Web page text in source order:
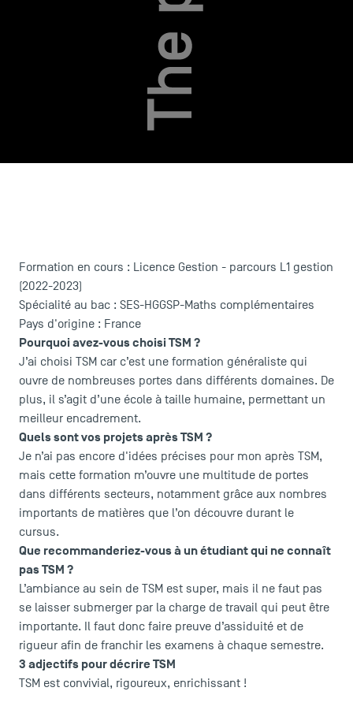
Faculty
Campus Tour
Accreditations
Formation en cours : Licence Gestion - parcours L1 gestion
(2022-2023)
Spécialité au bac : SES-HGGSP-Maths complémentaires
Pays d'origine : France
Pourquoi avez-vous choisi TSM ?
J’ai choisi TSM car c’est une formation généraliste qui
ouvre de nombreuses portes dans différents domaines. De
plus, il s’agit d’une école à taille humaine, permettant un
meilleur encadrement.
Quels sont vos projets après TSM ?
Je n’ai pas encore d'idées précises pour mon après TSM,
mais cette formation m’ouvre une multitude de portes
dans différents secteurs, notamment grâce aux nombres
importants de matières que l’on découvre durant le
cursus.
Que recommanderiez-vous à un étudiant qui ne connaît
pas TSM ?
L’ambiance au sein de TSM est super, mais il ne faut pas
se laisser submerger par la charge de travail qui peut être
importante. Il faut donc faire preuve d’assiduité et de
rigueur afin de franchir les examens à chaque semestre.
3 adjectifs pour décrire TSM
TSM est convivial, rigoureux, enrichissant !